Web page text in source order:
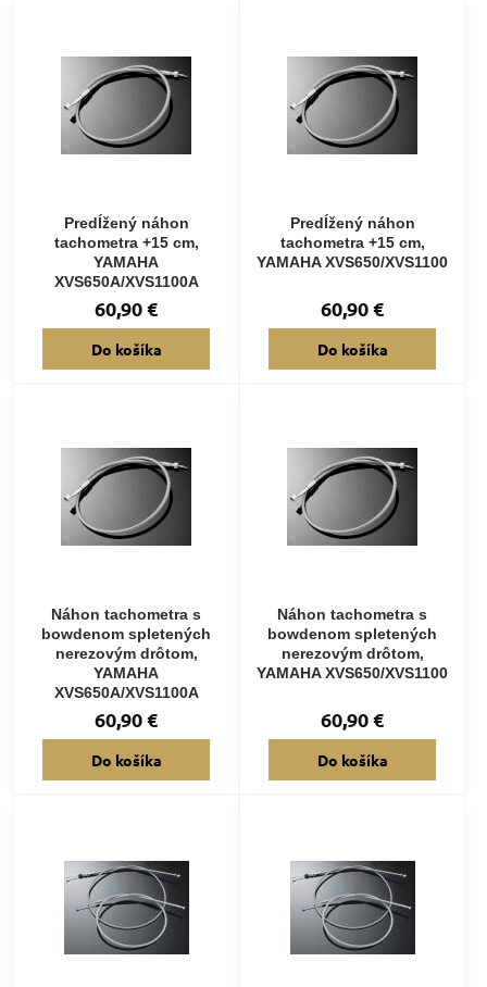
Predĺžený náhon
tachometra +15 cm,
YAMAHA
XVS650A/XVS1100A
60,90 €
Do košíka
Predĺžený náhon
tachometra +15 cm,
YAMAHA XVS650/XVS1100
60,90 €
Do košíka
Náhon tachometra s
bowdenom spletených
nerezovým drôtom,
YAMAHA
XVS650A/XVS1100A
60,90 €
Do košíka
Náhon tachometra s
bowdenom spletených
nerezovým drôtom,
YAMAHA XVS650/XVS1100
60,90 €
Do košíka